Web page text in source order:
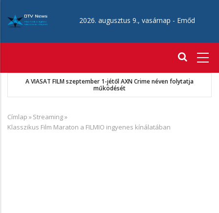
tartalomra
2026. augusztus 9., vasárnap - Emőd
néven folytatja MKSZ-Sport TV megállapodás
Morzsa
Címlap »Streaming»
Klasszikus Film Maraton a FILMIO ingyenes kínálatában